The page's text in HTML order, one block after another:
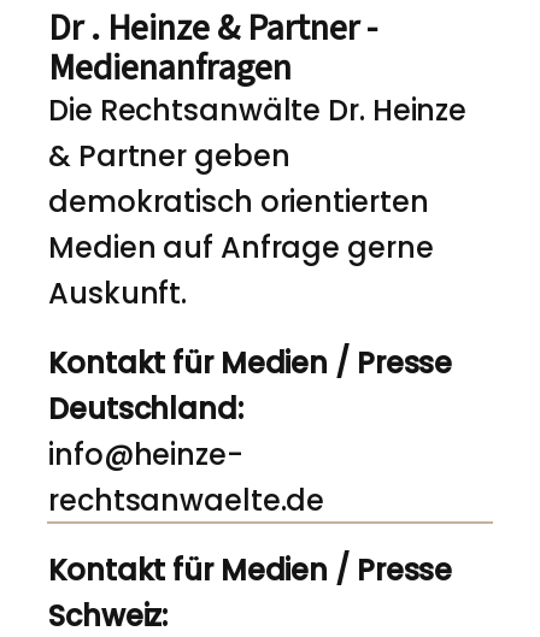
Dr . Heinze & Partner -
Medienanfragen
Die Rechtsanwälte Dr. Heinze
& Partner geben
demokratisch orientierten
Medien auf Anfrage gerne
Auskunft.
Kontakt für Medien / Presse
Deutschland:
info@heinze-
rechtsanwaelte.de
Kontakt für Medien / Presse
Schweiz: